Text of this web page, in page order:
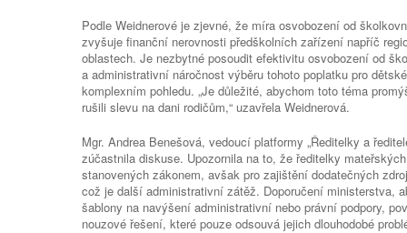
Podle Weidnerové je zjevné, že míra osvobození od
zvyšuje finanční nerovnosti předškolních zařízení napříč
oblastech. Je nezbytné posoudit efektivitu osvobození od
a administrativní náročnost výběru tohoto poplatku pro
komplexním pohledu. „Je důležité, abychom toto téma
rušili slevu na dani rodičům,“ uzavřela Weidnerová.
Mgr. Andrea Benešová, vedoucí platformy „Ředitelky a
zúčastnila diskuse. Upozornila na to, že ředitelky
stanovených zákonem, avšak pro zajištění dodatečných
což je další administrativní zátěž. Doporučení ministerstva,
šablony na navýšení administrativní nebo právní podpory,
nouzové řešení, které pouze odsouvá jejich dlouhodobé